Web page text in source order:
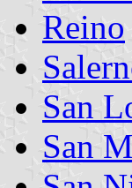
Reino
San
San